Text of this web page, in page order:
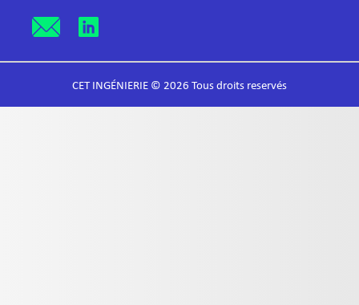
CET INGÉNIERIE © 2026 Tous droits reservés